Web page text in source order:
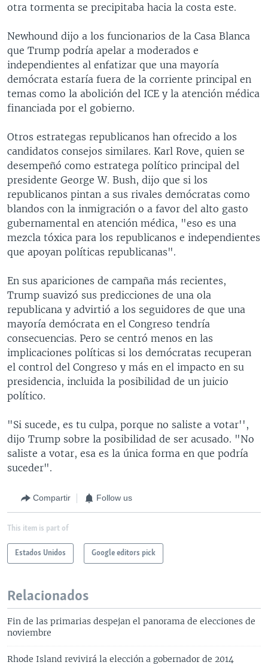
otra tormenta se precipitaba hacia la costa este.
Newhound dijo a los funcionarios de la Casa Blanca
que Trump podría apelar a moderados e
independientes al enfatizar que una mayoría
demócrata estaría fuera de la corriente principal en
temas como la abolición del ICE y la atención médica
financiada por el gobierno.
Otros estrategas republicanos han ofrecido a los
candidatos consejos similares. Karl Rove, quien se
desempeñó como estratega político principal del
presidente George W. Bush, dijo que si los
republicanos pintan a sus rivales demócratas como
blandos con la inmigración o a favor del alto gasto
gubernamental en atención médica, "eso es una
mezcla tóxica para los republicanos e independientes
que apoyan políticas republicanas".
En sus apariciones de campaña más recientes,
Trump suavizó sus predicciones de una ola
republicana y advirtió a los seguidores de que una
mayoría demócrata en el Congreso tendría
consecuencias. Pero se centró menos en las
implicaciones políticas si los demócratas recuperan
el control del Congreso y más en el impacto en su
presidencia, incluida la posibilidad de un juicio
político.
"Si sucede, es tu culpa, porque no saliste a votar'',
dijo Trump sobre la posibilidad de ser acusado. "No
saliste a votar, esa es la única forma en que podría
suceder".
Compartir Follow us
This item is part of
Estados Unidos Google editors pick
Relacionados
Fin de las primarias despejan el panorama de elecciones de
noviembre
Rhode Island revivirá la elección a gobernador de 2014